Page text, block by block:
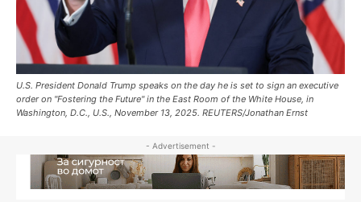
U.S. President Donald Trump speaks on the day he is set to sign an executive
order on "Fostering the Future" in the East Room of the White House, in
Washington, D.C., U.S., November 13, 2025. REUTERS/Jonathan Ernst
- Advertisement -